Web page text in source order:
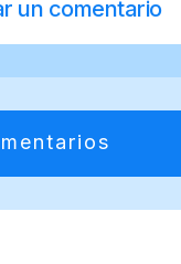
un comentario